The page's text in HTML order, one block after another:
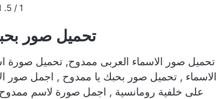
1
/ 5.
تحميل صور
تحميل صور الاسماء العربى ممدوح, تحميل
الاسماء , تحميل صور بحبك يا ممدوح , اجمل
على خلفية رومانسية , اجمل صورة لاسم